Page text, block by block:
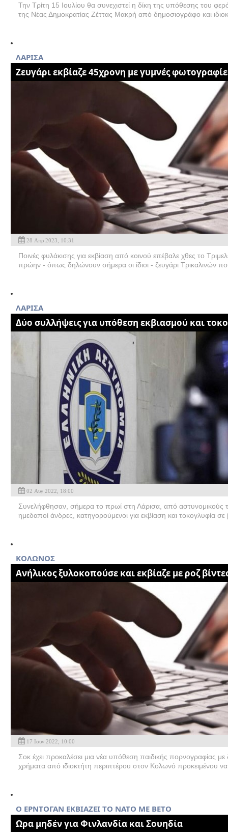
Την Τρίτη 15 Ιουλίου θα συνεχιστεί η δίκη της υπόθεσης του
της Νέας Δημοκρατίας Ζέττας Μακρή από δημοσιογράφο και
ΛΑΡΙΣΑ
Ζευγάρι εκβίαζε 45χρονη με γυμνές
28 Απρ 2023, 10:31
Ποινές φυλάκισης για εκβίαση από κοινού επέβαλε χθες το
πρώην - όπως δηλώνουν σήμερα οι ίδιοι - ζευγάρι Τρικαλινών
ΛΑΡΙΣΑ
Δύο συλλήψεις για υπόθεση εκβιασμού και
02 Αυγ 2022, 18:00
Συνελήφθησαν, σήμερα το πρωί στη Λάρισα, από αστυνομικούς
ημεδαποί άνδρες, κατηγορούμενοι για εκβίαση και τοκογλυφία
ΚΟΛΩΝΟΣ
Ανήλικος ξυλοκοπούσε και εκβίαζε με ροζ
17 Ιουν 2022, 10:00
Σοκ έχει προκαλέσει μια νέα υπόθεση παιδικής πορνογραφίας
χρήματα από ιδιοκτήτη περιπτέρου στον Κολωνό προκειμένου
Ο EΡΝΤΟΓΑΝ ΕΚΒΙΑΖΕΙ ΤΟ ΝΑΤΟ ΜΕ ΒΕΤΟ
Ωρα μηδέν για Φινλανδία και Σουηδία